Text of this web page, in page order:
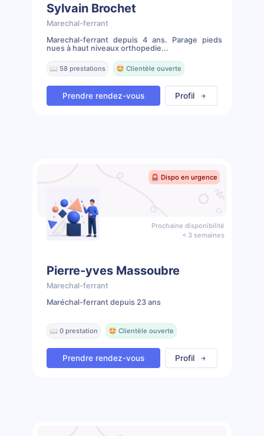
Sylvain Brochet
Marechal-ferrant
Marechal-ferrant depuis 4 ans. Parage pieds
nues à haut niveaux orthopedie...
📖 58 prestations 🤩 Clientèle ouverte
Prendre rendez-vous Profil
🚨 Dispo en urgence
Prochaine disponibilité
< 3 semaines
Pierre-yves Massoubre
Marechal-ferrant
Maréchal-ferrant depuis 23 ans
📖 0 prestation 🤩 Clientèle ouverte
Prendre rendez-vous Profil